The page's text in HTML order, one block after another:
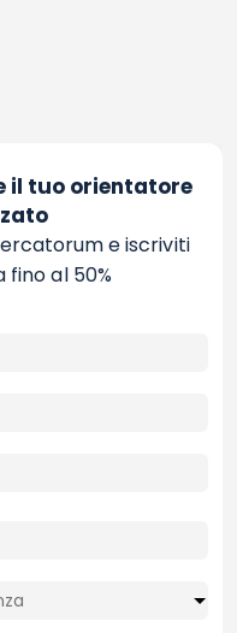
il tuo orientatore
e iscriviti
al 50%